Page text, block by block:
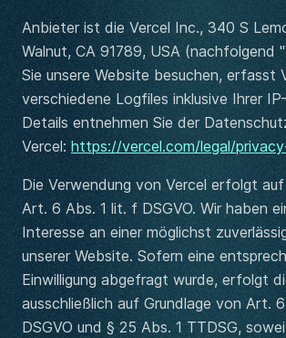
Anbieter ist die Vercel Inc., 340 S
Walnut, CA 91789, USA (nachfolgend
Sie unsere Website besuchen, erfasst
verschiedene Logfiles inklusive Ihrer
Details entnehmen Sie der
Vercel: https://vercel.com/legal/
Die Verwendung von Vercel erfolgt
Art. 6 Abs. 1 lit. f DSGVO. Wir haben
Interesse an einer möglichst
unserer Website. Sofern eine
Einwilligung abgefragt wurde, erfolgt
ausschließlich auf Grundlage von Art.
DSGVO und § 25 Abs. 1 TTDSG,